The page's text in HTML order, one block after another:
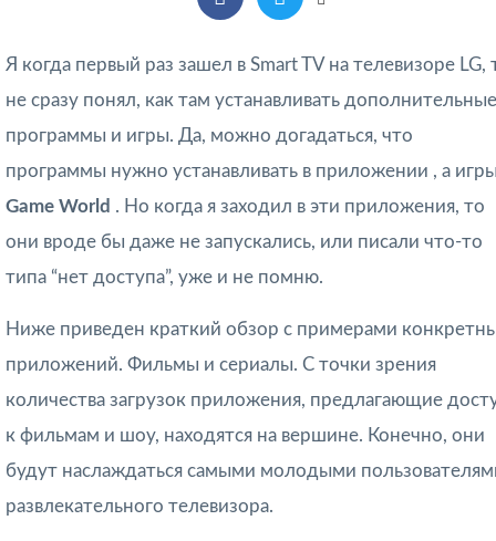
Я когда первый раз зашел в Smart TV на телевизоре LG,
не сразу понял, как там устанавливать дополнительные
программы и игры. Да, можно догадаться, что
программы нужно устанавливать в приложении , а
Game World . Но когда я заходил в эти приложения, то
они вроде бы даже не запускались, или писали что-то
типа “нет доступа”, уже и не помню.
Ниже приведен краткий обзор с примерами
приложений. Фильмы и сериалы. С точки зрения
количества загрузок приложения, предлагающие
к фильмам и шоу, находятся на вершине. Конечно, они
будут наслаждаться самыми молодыми
развлекательного телевизора.